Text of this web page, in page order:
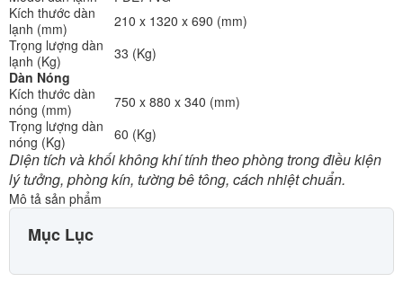
Kích thước dàn
lạnh (mm)
210 x 1320 x 690 (mm)
Trọng lượng dàn
lạnh (Kg)
33 (Kg)
Dàn Nóng
Kích thước dàn
nóng (mm)
750 x 880 x 340 (mm)
Trọng lượng dàn
nóng (Kg)
60 (Kg)
Diện tích và khối không khí tính theo phòng trong điều kiện
lý tưởng, phòng kín, tường bê tông, cách nhiệt chuẩn.
Mô tả sản phẩm
Mục Lục